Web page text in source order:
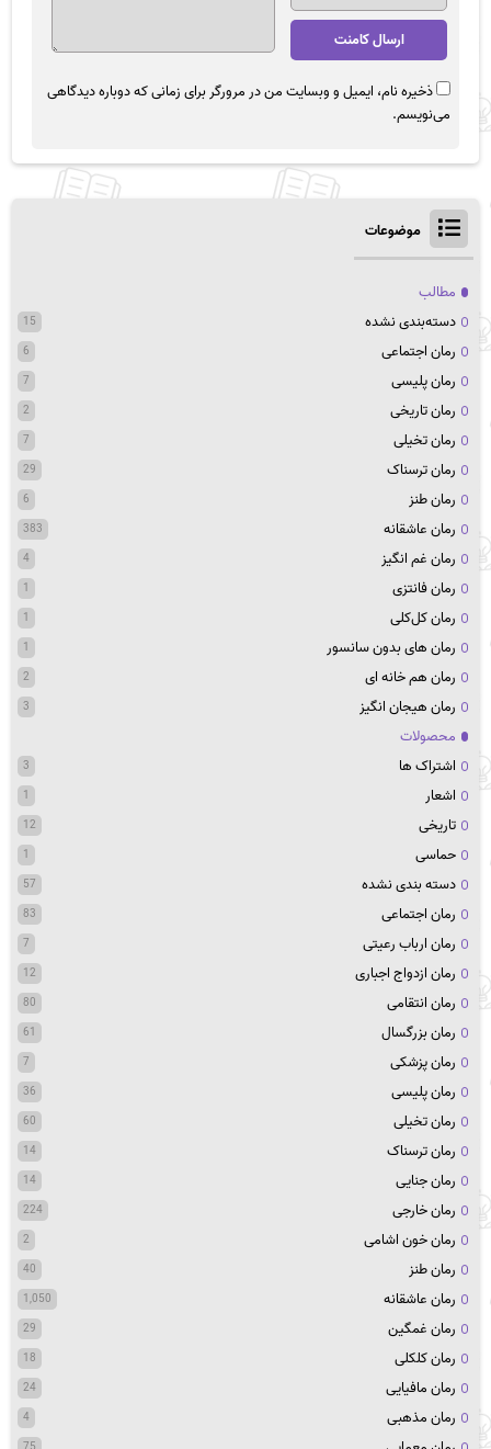
ذخیره نام، ایمیل و وبسایت من در مرورگر برای زمانی که دوباره دیدگاهی
می‌نویسم.
موضوعات
مطالب
دسته‌بندی نشده
15
رمان اجتماعی 6
رمان پلیسی 7
رمان تاریخی 2
رمان تخیلی 7
رمان ترسناک 29
رمان طنز 6
رمان عاشقانه 383
رمان غم انگیز 4
رمان فانتزی 1
رمان کل‌کلی 1
رمان های بدون سانسور 1
رمان هم خانه ای 2
رمان هیجان انگیز 3
محصولات
اشتراک ها
3
اشعار 1
تاریخی 12
حماسی 1
دسته بندی نشده 57
رمان اجتماعی 83
رمان ارباب رعیتی 7
رمان ازدواج اجباری 12
رمان انتقامی 80
رمان بزرگسال 61
رمان پزشکی 7
رمان پلیسی 36
رمان تخیلی 60
رمان ترسناک 14
رمان جنایی 14
رمان خارجی 224
رمان خون اشامی 2
رمان طنز 40
رمان عاشقانه 1,050
رمان غمگین 29
رمان کلکلی 18
رمان مافیایی 24
رمان مذهبی 4